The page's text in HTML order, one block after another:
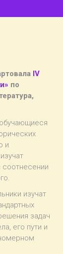
IV
по
обучающиеся
и
изучат
задач
его пути и